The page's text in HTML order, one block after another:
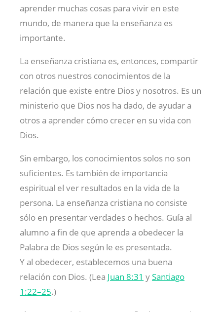
aprender muchas cosas para vivir en este
mundo, de manera que la enseñanza es
importante.
La enseñanza cristiana es, entonces, compartir
con otros nuestros conocimientos de la
relación que existe entre Dios y nosotros. Es un
ministerio que Dios nos ha dado, de ayudar a
otros a aprender cómo crecer en su vida con
Dios.
Sin embargo, los conocimientos solos no son
suficientes. Es también de importancia
espiritual el ver resultados en la vida de la
persona. La enseñanza cristiana no consiste
sólo en presentar verdades o hechos. Guía al
alumno a fin de que aprenda a obedecer la
Palabra de Dios según le es presentada.
Y al obedecer, establecemos una buena
relación con Dios. (Lea Juan 8:31 ySantiago
1:22–25.)